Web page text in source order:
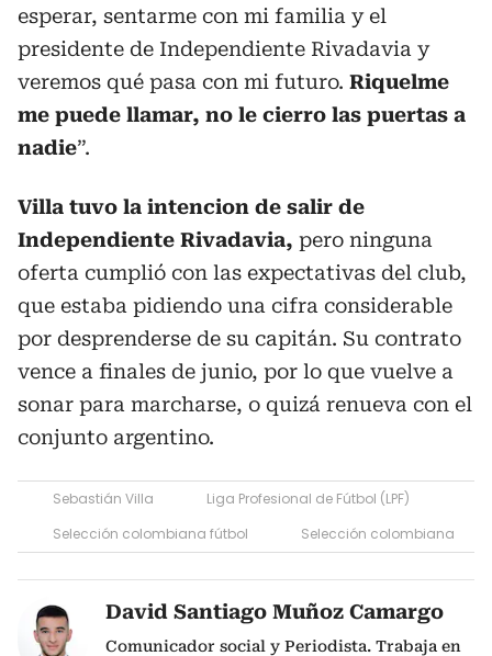
esperar, sentarme con mi familia y el
presidente de Independiente Rivadavia y
veremos qué pasa con mi futuro. Riquelme
me puede llamar, no le cierro las puertas a
nadie”.
Villa tuvo la intencion de salir de
Independiente Rivadavia, pero ninguna
oferta cumplió con las expectativas del club,
que estaba pidiendo una cifra considerable
por desprenderse de su capitán. Su contrato
vence a finales de junio, por lo que vuelve a
sonar para marcharse, o quizá renueva con el
conjunto argentino.
Sebastián Villa
Liga Profesional de Fútbol (LPF)
Selección colombiana fútbol
Selección colombiana
David Santiago Muñoz Camargo
Comunicador social y Periodista. Trabaja en